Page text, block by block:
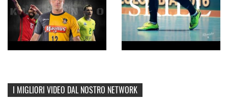
I MIGLIORI VIDEO DAL NOSTRO NETWORK